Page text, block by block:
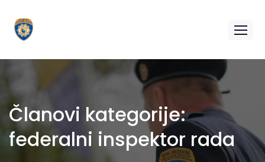
Članovi kategorije:
federalni inspektor rada